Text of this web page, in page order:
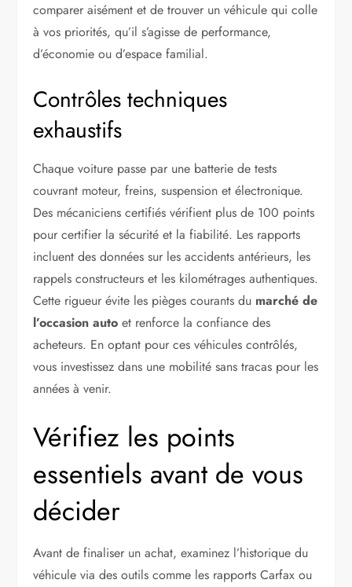
comparer aisément et de trouver un véhicule qui colle
à vos priorités, qu’il s’agisse de performance,
d’économie ou d’espace familial.
Contrôles techniques
exhaustifs
Chaque voiture passe par une batterie de tests
couvrant moteur, freins, suspension et électronique.
Des mécaniciens certifiés vérifient plus de 100 points
pour certifier la sécurité et la fiabilité. Les rapports
incluent des données sur les accidents antérieurs, les
rappels constructeurs et les kilométrages authentiques.
Cette rigueur évite les pièges courants du marché de
l’occasion auto et renforce la confiance des
acheteurs. En optant pour ces véhicules contrôlés,
vous investissez dans une mobilité sans tracas pour les
années à venir.
Vérifiez les points
essentiels avant de vous
décider
Avant de finaliser un achat, examinez l’historique du
véhicule via des outils comme les rapports Carfax ou